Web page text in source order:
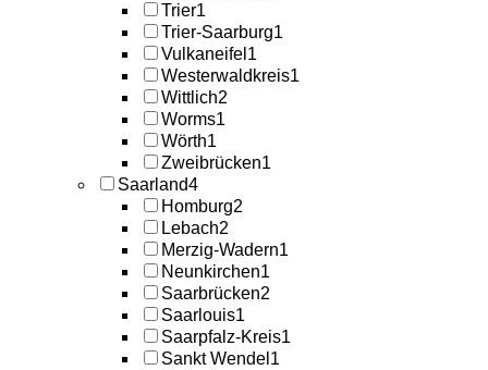
Trier1
Trier-Saarburg1
Vulkaneifel 1
Westerwaldkreis1
Wittlich2
Worms1
Wörth1
Zweibrücken1
Saarland4
Homburg2
Lebach2
Merzig-Wadern1
Neunkirchen1
Saarbrücken2
Saarlouis1
Saarpfalz-Kreis1
Sankt Wendel 1